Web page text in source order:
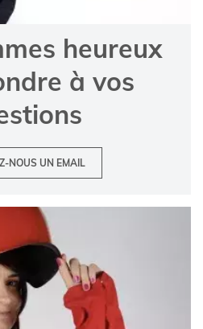
heureux
à vos
NOUS UN EMAIL